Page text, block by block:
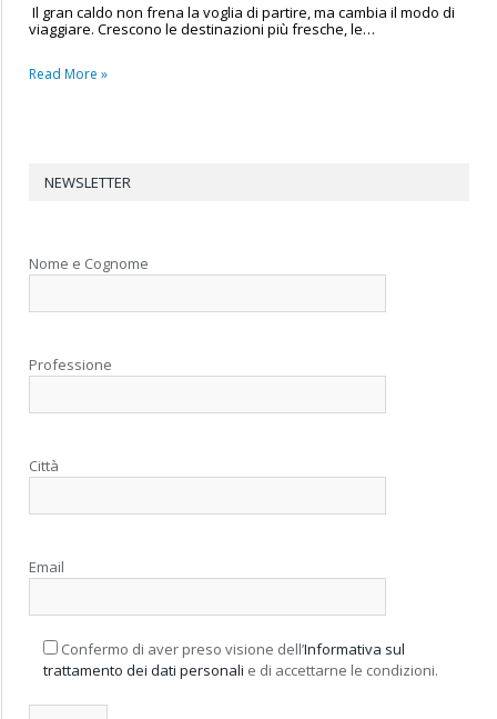
Il gran caldo non frena la voglia di partire, ma cambia il modo di
viaggiare. Crescono le destinazioni più fresche, le…
Read More »
NEWSLETTER
Nome e Cognome
Professione
Città
Email
Confermo di aver preso visione dell’Informativa sul
trattamento dei dati personali e di accettarne le condizioni.